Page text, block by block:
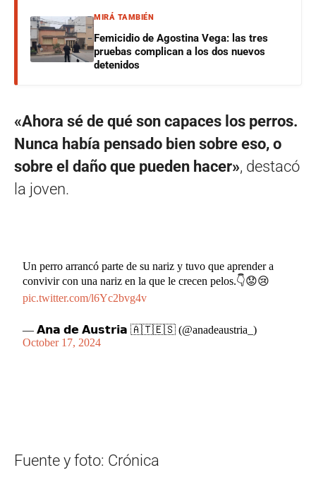
MIRÁ TAMBIÉN
Femicidio de Agostina Vega: las tres
pruebas complican a los dos nuevos
detenidos
«Ahora sé de qué son capaces los perros.
Nunca había pensado bien sobre eso, o
sobre el daño que pueden hacer», destacó
la joven.
Un perro arrancó parte de su nariz y tuvo que aprender a
convivir con una nariz en la que le crecen pelos.👇😟😢
pic.twitter.com/l6Yc2bvg4v
— 𝗔𝗻𝗮 𝗱𝗲 𝗔𝘂𝘀𝘁𝗿𝗶𝗮 🇦🇹🇪🇸 (@anadeaustria_)
October 17, 2024
Fuente y foto: Crónica